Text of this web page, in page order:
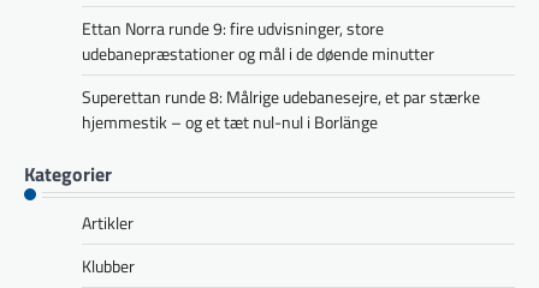
Ettan Norra runde 9: fire udvisninger, store
udebanepræstationer og mål i de døende minutter
Superettan runde 8: Målrige udebanesejre, et par stærke
hjemmestik – og et tæt nul-nul i Borlänge
Kategorier
Artikler
Klubber